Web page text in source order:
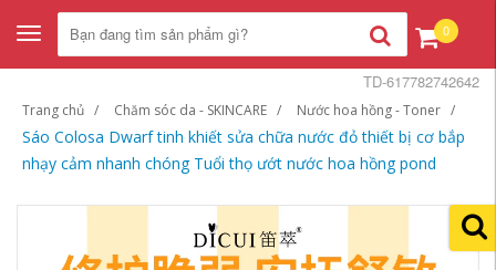
Toggle
navigation
0
Trang chủ Chăm sóc da - SKINCARE Nước hoa hồng - Toner
Sáo Colosa Dwarf tinh khiết sửa chữa nước đỏ thiết bị cơ bắp
nhạy cảm nhanh chóng Tuổi thọ ướt nước hoa hồng pond
TD-617782742642